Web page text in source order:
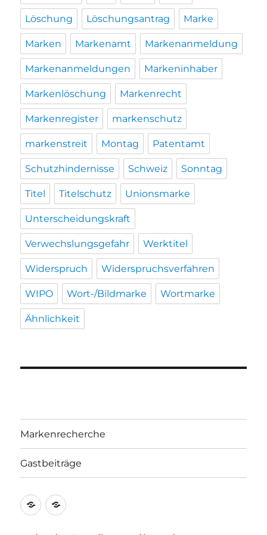
Löschung Löschungsantrag Marke
Marken Markenamt Markenanmeldung
Markenanmeldungen Markeninhaber
Markenlöschung Markenrecht
Markenregister markenschutz
markenstreit Montag Patentamt
Schutzhindernisse Schweiz Sonntag
Titel Titelschutz Unionsmarke
Unterscheidungskraft
Verwechslungsgefahr Werktitel
Widerspruch Widerspruchsverfahren
WIPO Wort-/Bildmarke Wortmarke
Ähnlichkeit
Markenrecherche
Gastbeiträge
Markenrecherche
Gastbeiträge